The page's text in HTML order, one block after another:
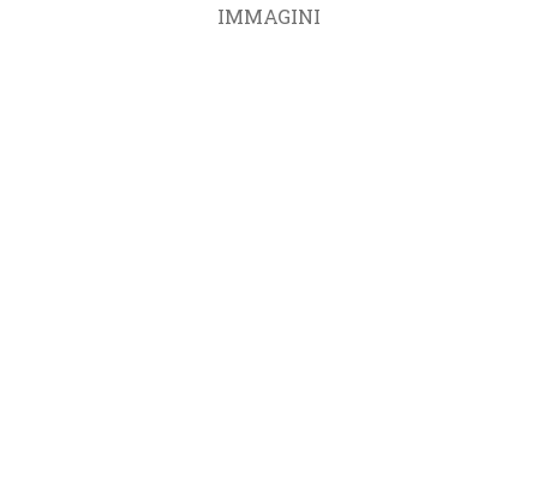
IMMAGINI